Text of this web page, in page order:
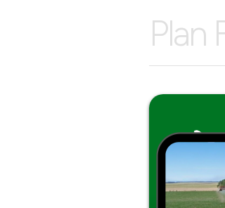
Plan